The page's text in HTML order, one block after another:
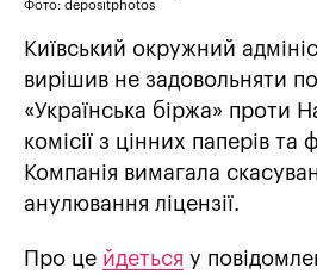
Фото: depositphotos
Київський окружний
вирішив не задовольняти
«Українська біржа» проти
комісії з цінних паперів
Компанія вимагала
анулювання ліцензії.
Про це йдеться у